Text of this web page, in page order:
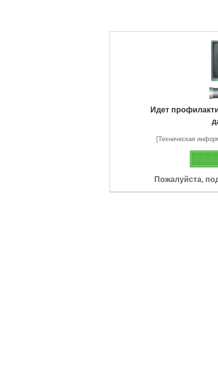
Идет
[Техническая
Пожалуйста,